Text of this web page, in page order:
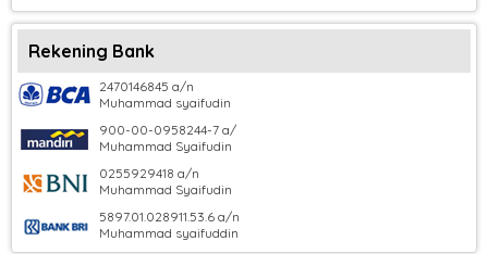
Rekening Bank
2470146845 a/n
Muhammad syaifudin
900-00-0958244-7 a/
Muhammad Syaifudin
0255929418 a/n
Muhammad Syaifudin
5897.01.028911.53.6 a/n
Muhammad syaifuddin